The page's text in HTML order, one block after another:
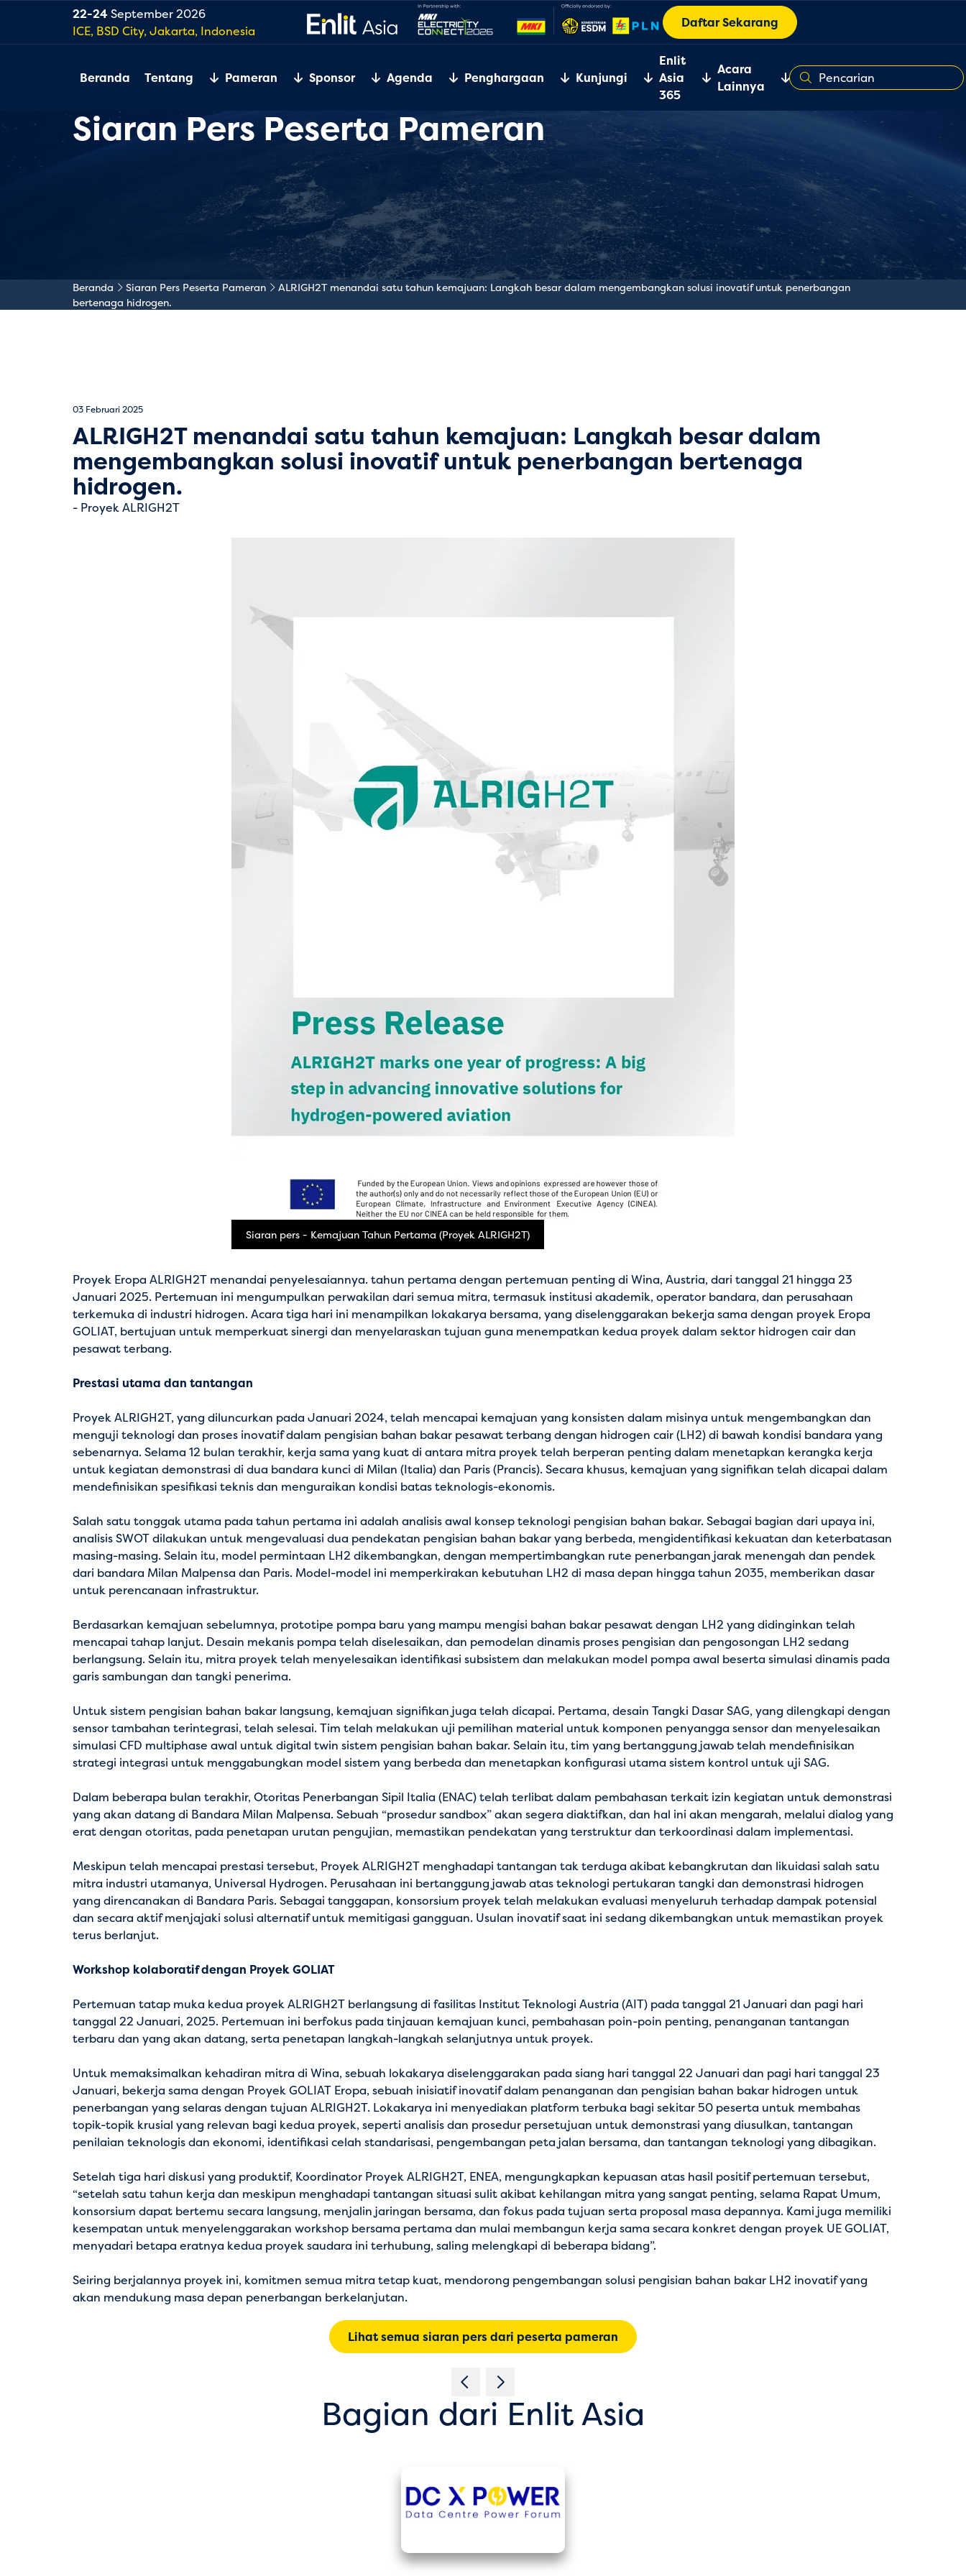
22-24September 2026
ICE, BSD City, Jakarta, Indonesia
Daftar Sekarang
Beranda Tentang Pameran Sponsor Agenda Penghargaan Kunjungi
Enlit
Asia
365
Acara
Lainnya
Siaran Pers Peserta Pameran
Beranda Siaran Pers Peserta Pameran
ALRIGH2T menandai satu tahun kemajuan: Langkah besar dalam mengembangkan solusi inovatif untuk penerbangan
bertenaga hidrogen.
03 Februari 2025
ALRIGH2T menandai satu tahun kemajuan: Langkah besar dalam
mengembangkan solusi inovatif untuk penerbangan bertenaga
hidrogen.
Proyek ALRIGH2T
Siaran pers - Kemajuan Tahun Pertama (Proyek ALRIGH2T)
Proyek Eropa ALRIGH2T menandai penyelesaiannya.tahun pertama dengan pertemuan penting di Wina, Austria, dari tanggal 21 hingga 23
Januari 2025. Pertemuan ini mengumpulkan perwakilan dari semua mitra, termasuk institusi akademik, operator bandara, dan perusahaan
terkemuka di industri hidrogen. Acara tiga hari ini menampilkan lokakarya bersama, yang diselenggarakan bekerja sama dengan proyek Eropa
GOLIAT, bertujuan untuk memperkuat sinergi dan menyelaraskan tujuan guna menempatkan kedua proyek dalam sektor hidrogen cair dan
pesawat terbang.
Prestasi utama dan tantangan
Proyek ALRIGH2T, yang diluncurkan pada Januari 2024, telah mencapai kemajuan yang konsisten dalam misinya untuk mengembangkan dan
menguji teknologi dan proses inovatif dalam pengisian bahan bakar pesawat terbang dengan hidrogen cair (LH2) di bawah kondisi bandara yang
sebenarnya. Selama 12 bulan terakhir, kerja sama yang kuat di antara mitra proyek telah berperan penting dalam menetapkan kerangka kerja
untuk kegiatan demonstrasi di dua bandara kunci di Milan (Italia) dan Paris (Prancis). Secara khusus, kemajuan yang signifikan telah dicapai dalam
mendefinisikan spesifikasi teknis dan menguraikan kondisi batas teknologis-ekonomis.
Salah satu tonggak utama pada tahun pertama ini adalah analisis awal konsep teknologi pengisian bahan bakar. Sebagai bagian dari upaya ini,
analisis SWOT dilakukan untuk mengevaluasi dua pendekatan pengisian bahan bakar yang berbeda, mengidentifikasi kekuatan dan keterbatasan
masing-masing. Selain itu, model permintaan LH2 dikembangkan, dengan mempertimbangkan rute penerbangan jarak menengah dan pendek
dari bandara Milan Malpensa dan Paris. Model-model ini memperkirakan kebutuhan LH2 di masa depan hingga tahun 2035, memberikan dasar
untuk perencanaan infrastruktur.
Berdasarkan kemajuan sebelumnya, prototipe pompa baru yang mampu mengisi bahan bakar pesawat dengan LH2 yang didinginkan telah
mencapai tahap lanjut. Desain mekanis pompa telah diselesaikan, dan pemodelan dinamis proses pengisian dan pengosongan LH2 sedang
berlangsung. Selain itu, mitra proyek telah menyelesaikan identifikasi subsistem dan melakukan model pompa awal beserta simulasi dinamis pada
garis sambungan dan tangki penerima.
Untuk sistem pengisian bahan bakar langsung, kemajuan signifikan juga telah dicapai. Pertama, desain Tangki Dasar SAG, yang dilengkapi dengan
sensor tambahan terintegrasi, telah selesai. Tim telah melakukan uji pemilihan material untuk komponen penyangga sensor dan menyelesaikan
simulasi CFD multiphase awal untuk digital twin sistem pengisian bahan bakar. Selain itu, tim yang bertanggung jawab telah mendefinisikan
strategi integrasi untuk menggabungkan model sistem yang berbeda dan menetapkan konfigurasi utama sistem kontrol untuk uji SAG.
Dalam beberapa bulan terakhir, Otoritas Penerbangan Sipil Italia (ENAC) telah terlibat dalam pembahasan terkait izin kegiatan untuk demonstrasi
yang akan datang di Bandara Milan Malpensa. Sebuah “prosedur sandbox” akan segera diaktifkan, dan hal ini akan mengarah, melalui dialog yang
erat dengan otoritas, pada penetapan urutan pengujian, memastikan pendekatan yang terstruktur dan terkoordinasi dalam implementasi.
Meskipun telah mencapai prestasi tersebut, Proyek ALRIGH2T menghadapi tantangan tak terduga akibat kebangkrutan dan likuidasi salah satu
mitra industri utamanya, Universal Hydrogen. Perusahaan ini bertanggung jawab atas teknologi pertukaran tangki dan demonstrasi hidrogen
yang direncanakan di Bandara Paris. Sebagai tanggapan, konsorsium proyek telah melakukan evaluasi menyeluruh terhadap dampak potensial
dan secara aktif menjajaki solusi alternatif untuk memitigasi gangguan. Usulan inovatif saat ini sedang dikembangkan untuk memastikan proyek
terus berlanjut.
Workshop kolaboratif dengan Proyek GOLIAT
Pertemuan tatap muka kedua proyek ALRIGH2T berlangsung di fasilitas Institut Teknologi Austria (AIT) pada tanggal 21 Januari dan pagi hari
tanggal 22 Januari, 2025. Pertemuan ini berfokus pada tinjauan kemajuan kunci, pembahasan poin-poin penting, penanganan tantangan
terbaru dan yang akan datang, serta penetapan langkah-langkah selanjutnya untuk proyek.
Untuk memaksimalkan kehadiran mitra di Wina, sebuah lokakarya diselenggarakan pada siang hari tanggal 22 Januari dan pagi hari tanggal 23
Januari, bekerja sama dengan Proyek GOLIAT Eropa, sebuah inisiatif inovatif dalam penanganan dan pengisian bahan bakar hidrogen untuk
penerbangan yang selaras dengan tujuan ALRIGH2T. Lokakarya ini menyediakan platform terbuka bagi sekitar 50 peserta untuk membahas
topik-topik krusial yang relevan bagi kedua proyek, seperti analisis dan prosedur persetujuan untuk demonstrasi yang diusulkan, tantangan
penilaian teknologis dan ekonomi, identifikasi celah standarisasi, pengembangan peta jalan bersama, dan tantangan teknologi yang dibagikan.
Setelah tiga hari diskusi yang produktif, Koordinator Proyek ALRIGH2T, ENEA, mengungkapkan kepuasan atas hasil positif pertemuan tersebut,
“setelah satu tahun kerja dan meskipun menghadapi tantangan situasi sulit akibat kehilangan mitra yang sangat penting, selama Rapat Umum,
konsorsium dapat bertemu secara langsung, menjalin jaringan bersama, dan fokus pada tujuan serta proposal masa depannya. Kami juga memiliki
kesempatan untuk menyelenggarakan workshop bersama pertama dan mulai membangun kerja sama secara konkret dengan proyek UE GOLIAT,
menyadari betapa eratnya kedua proyek saudara ini terhubung, saling melengkapi di beberapa bidang”.
Seiring berjalannya proyek ini, komitmen semua mitra tetap kuat, mendorong pengembangan solusi pengisian bahan bakar LH2 inovatif yang
akan mendukung masa depan penerbangan berkelanjutan.
Lihat semua siaran pers dari peserta pameran
Bagian dari Enlit Asia